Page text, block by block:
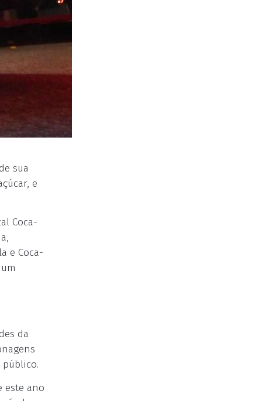
sua
e
Coca-
e Coca-
da
público.
este ano